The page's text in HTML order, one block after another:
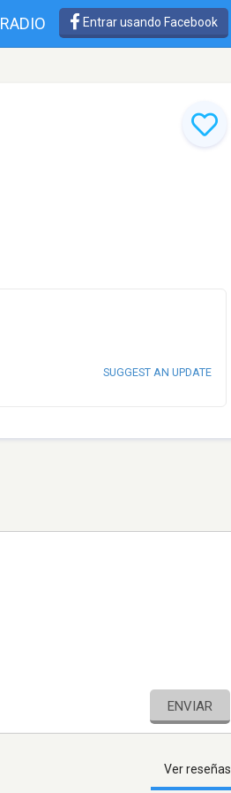
RADIO Entrar usando Facebook
SUGGEST AN UPDATE
ENVIAR
Ver reseñas